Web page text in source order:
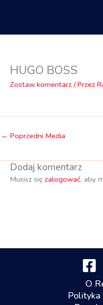
HUGO BOSS
Zostaw komentarz / Przez
← Poprzedni Media
Dodaj komentarz
Musisz się zalogować, aby
O